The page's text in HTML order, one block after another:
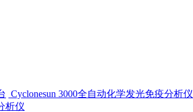
Cyclonesun 3000全自动化学发光免疫分析仪
析仪